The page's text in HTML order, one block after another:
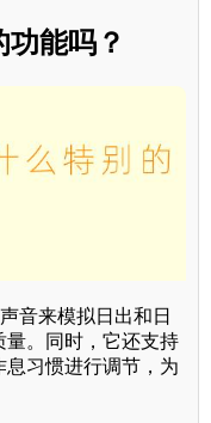
能吗？
音来模拟日出和日
量。同时，它还支持
习惯进行调节，为